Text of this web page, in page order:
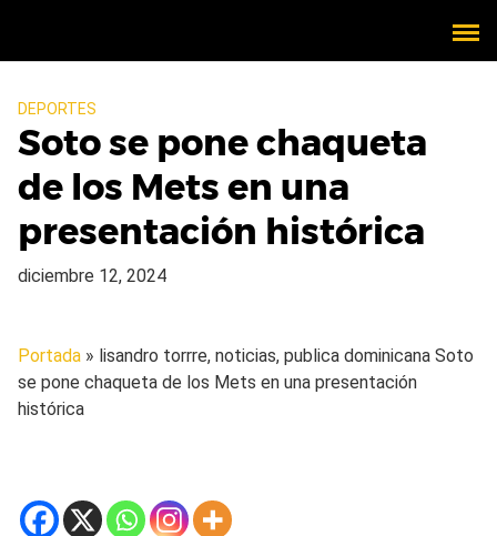
DEPORTES
Soto se pone chaqueta
de los Mets en una
presentación histórica
diciembre 12, 2024
Portada » lisandro torrre, noticias, publica dominicana Soto
se pone chaqueta de los Mets en una presentación
histórica